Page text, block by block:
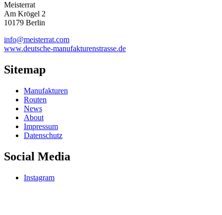
Meisterrat
Am Krögel 2
10179 Berlin
info@meisterrat.com
www.deutsche-manufakturenstrasse.de
Sitemap
Manufakturen
Routen
News
About
Impressum
Datenschutz
Social Media
Instagram